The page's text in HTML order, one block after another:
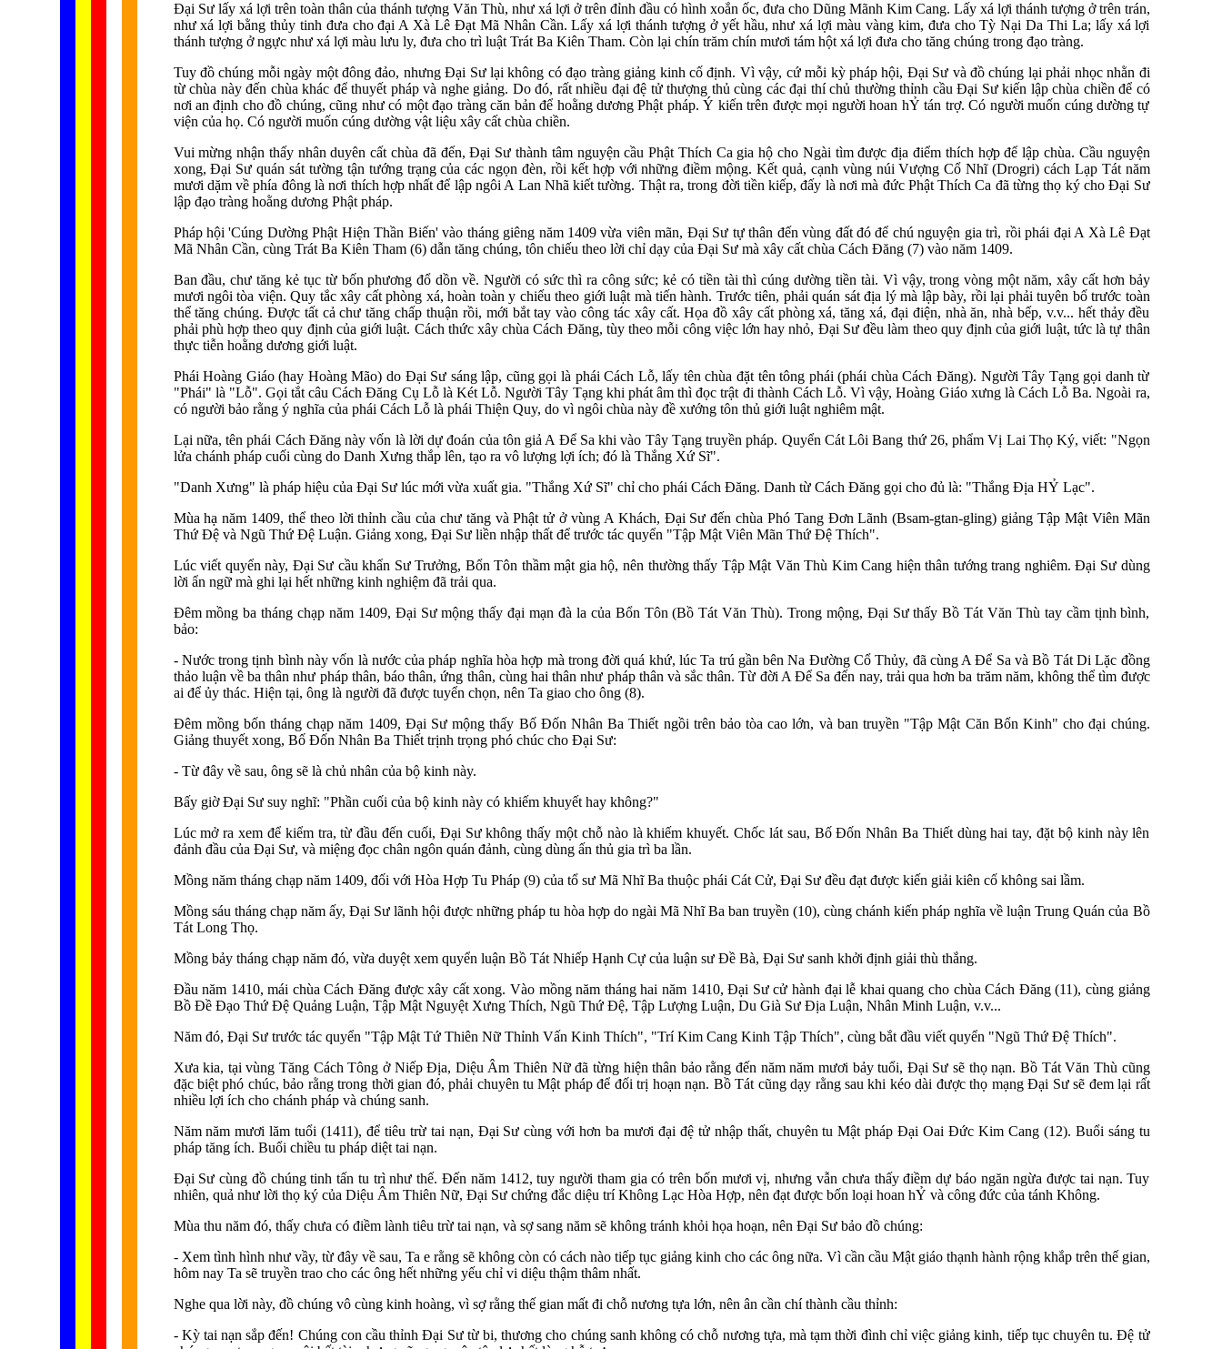
Đại Sư lấy xá lợi trên toàn thân của thánh tượng Văn Thù, như xá lợi ở trên đỉnh đầu có hình xoắn ốc, đưa cho Dũng Mãnh Kim Cang. Lấy xá lợi thánh tượng ở trên trán,
như xá lợi bằng thủy tinh đưa cho đại A Xà Lê Đạt Mã Nhân Cần. Lấy xá lợi thánh tượng ở yết hầu, như xá lợi màu vàng kim, đưa cho Tỳ Nại Da Thi La; lấy xá lợi
thánh tượng ở ngực như xá lợi màu lưu ly, đưa cho trì luật Trát Ba Kiên Tham. Còn lại chín trăm chín mươi tám hột xá lợi đưa cho tăng chúng trong đạo tràng.
Tuy đồ chúng mỗi ngày một đông đảo, nhưng Đại Sư lại không có đạo tràng giảng kinh cố định. Vì vậy, cứ mỗi kỳ pháp hội, Đại Sư và đồ chúng lại phải nhọc nhằn đi
từ chùa này đến chùa khác để thuyết pháp và nghe giảng. Do đó, rất nhiều đại đệ tử thượng thủ cùng các đại thí chủ thường thỉnh cầu Đại Sư kiến lập chùa chiền để có
nơi an định cho đồ chúng, cũng như có một đạo tràng căn bản để hoằng dương Phật pháp. Ý kiến trên được mọi người hoan hỶ tán trợ. Có người muốn cúng dường tự
viện của họ. Có người muốn cúng dường vật liệu xây cất chùa chiền.
Vui mừng nhận thấy nhân duyên cất chùa đã đến, Đại Sư thành tâm nguyện cầu Phật Thích Ca gia hộ cho Ngài tìm được địa điểm thích hợp để lập chùa. Cầu nguyện
xong, Đại Sư quán sát tường tận tướng trạng của các ngọn đèn, rồi kết hợp với những điềm mộng. Kết quả, cạnh vùng núi Vượng Cổ Nhĩ (Drogri) cách Lạp Tát năm
mươi dặm về phía đông là nơi thích hợp nhất để lập ngôi A Lan Nhã kiết tường. Thật ra, trong đời tiền kiếp, đấy là nơi mà đức Phật Thích Ca đã từng thọ ký cho Đại Sư
lập đạo tràng hoằng dương Phật pháp.
Pháp hội 'Cúng Dường Phật Hiện Thần Biến' vào tháng giêng năm 1409 vừa viên mãn, Đại Sư tự thân đến vùng đất đó để chú nguyện gia trì, rồi phái đại A Xà Lê Đạt
Mã Nhân Cần, cùng Trát Ba Kiên Tham (6) dẫn tăng chúng, tôn chiếu theo lời chỉ dạy của Đại Sư mà xây cất chùa Cách Đăng (7) vào năm 1409.
Ban đầu, chư tăng kẻ tục từ bốn phương đổ dồn về. Người có sức thì ra công sức; kẻ có tiền tài thì cúng dường tiền tài. Vì vậy, trong vòng một năm, xây cất hơn bảy
mươi ngôi tòa viện. Quy tắc xây cất phòng xá, hoàn toàn y chiếu theo giới luật mà tiến hành. Trước tiên, phải quán sát địa lý mà lập bày, rồi lại phải tuyên bố trước toàn
thể tăng chúng. Được tất cả chư tăng chấp thuận rồi, mới bắt tay vào công tác xây cất. Họa đồ xây cất phòng xá, tăng xá, đại điện, nhà ăn, nhà bếp, v.v... hết thảy đều
phải phù hợp theo quy định của giới luật. Cách thức xây chùa Cách Đăng, tùy theo mỗi công việc lớn hay nhỏ, Đại Sư đều làm theo quy định của giới luật, tức là tự thân
thực tiễn hoằng dương giới luật.
Phái Hoàng Giáo (hay Hoàng Mão) do Đại Sư sáng lập, cũng gọi là phái Cách Lỗ, lấy tên chùa đặt tên tông phái (phái chùa Cách Đăng). Người Tây Tạng gọi danh từ
"Phái" là "Lỗ". Gọi tắt câu Cách Đăng Cụ Lỗ là Két Lỗ. Người Tây Tạng khi phát âm thì đọc trật đi thành Cách Lỗ. Vì vậy, Hoàng Giáo xưng là Cách Lỗ Ba. Ngoài ra,
có người bảo rằng ý nghĩa của phái Cách Lỗ là phái Thiện Quy, do vì ngôi chùa này đề xướng tôn thủ giới luật nghiêm mật.
Lại nữa, tên phái Cách Đăng này vốn là lời dự đoán của tôn giả A Để Sa khi vào Tây Tạng truyền pháp. Quyển Cát Lôi Bang thứ 26, phẩm Vị Lai Thọ Ký, viết: "Ngọn
lửa chánh pháp cuối cùng do Danh Xưng thắp lên, tạo ra vô lượng lợi ích; đó là Thắng Xứ Sĩ".
"Danh Xưng" là pháp hiệu của Đại Sư lúc mới vừa xuất gia. "Thắng Xứ Sĩ" chỉ cho phái Cách Đăng. Danh từ Cách Đăng gọi cho đủ là: "Thắng Địa HỶ Lạc".
Mùa hạ năm 1409, thể theo lời thỉnh cầu của chư tăng và Phật tử ở vùng A Khách, Đại Sư đến chùa Phó Tang Đơn Lãnh (Bsam-gtan-gling) giảng Tập Mật Viên Mãn
Thứ Đệ và Ngũ Thứ Đệ Luận. Giảng xong, Đại Sư liền nhập thất để trước tác quyển "Tập Mật Viên Mãn Thứ Đệ Thích".
Lúc viết quyển này, Đại Sư cầu khẩn Sư Trưởng, Bổn Tôn thầm mật gia hộ, nên thường thấy Tập Mật Văn Thù Kim Cang hiện thân tướng trang nghiêm. Đại Sư dùng
lời ẩn ngữ mà ghi lại hết những kinh nghiệm đã trải qua.
Đêm mồng ba tháng chạp năm 1409, Đại Sư mộng thấy đại mạn đà la của Bổn Tôn (Bồ Tát Văn Thù). Trong mộng, Đại Sư thấy Bồ Tát Văn Thù tay cầm tịnh bình,
bảo:
- Nước trong tịnh bình này vốn là nước của pháp nghĩa hòa hợp mà trong đời quá khứ, lúc Ta trú gần bên Na Đường Cổ Thủy, đã cùng A Để Sa và Bồ Tát Di Lặc đồng
thảo luận về ba thân như pháp thân, báo thân, ứng thân, cùng hai thân như pháp thân và sắc thân. Từ đời A Để Sa đến nay, trải qua hơn ba trăm năm, không thể tìm được
ai để ủy thác. Hiện tại, ông là người đã được tuyển chọn, nên Ta giao cho ông (8).
Đêm mồng bốn tháng chạp năm 1409, Đại Sư mộng thấy Bố Đốn Nhân Ba Thiết ngồi trên bảo tòa cao lớn, và ban truyền "Tập Mật Căn Bổn Kinh" cho đại chúng.
Giảng thuyết xong, Bố Đốn Nhân Ba Thiết trịnh trọng phó chúc cho Đại Sư:
- Từ đây về sau, ông sẽ là chủ nhân của bộ kinh này.
Bấy giờ Đại Sư suy nghĩ: "Phần cuối của bộ kinh này có khiếm khuyết hay không?"
Lúc mở ra xem để kiểm tra, từ đầu đến cuối, Đại Sư không thấy một chỗ nào là khiếm khuyết. Chốc lát sau, Bố Đốn Nhân Ba Thiết dùng hai tay, đặt bộ kinh này lên
đảnh đầu của Đại Sư, và miệng đọc chân ngôn quán đảnh, cùng dùng ấn thủ gia trì ba lần.
Mồng năm tháng chạp năm 1409, đối với Hòa Hợp Tu Pháp (9) của tổ sư Mã Nhĩ Ba thuộc phái Cát Cử, Đại Sư đều đạt được kiến giải kiên cố không sai lầm.
Mồng sáu tháng chạp năm ấy, Đại Sư lãnh hội được những pháp tu hòa hợp do ngài Mã Nhĩ Ba ban truyền (10), cùng chánh kiến pháp nghĩa về luận Trung Quán của Bồ
Tát Long Thọ.
Mồng bảy tháng chạp năm đó, vừa duyệt xem quyển luận Bồ Tát Nhiếp Hạnh Cự của luận sư Đề Bà, Đại Sư sanh khởi định giải thù thắng.
Đầu năm 1410, mái chùa Cách Đăng được xây cất xong. Vào mồng năm tháng hai năm 1410, Đại Sư cử hành đại lễ khai quang cho chùa Cách Đăng (11), cùng giảng
Bồ Đề Đạo Thứ Đệ Quảng Luận, Tập Mật Nguyệt Xưng Thích, Ngũ Thứ Đệ, Tập Lượng Luận, Du Già Sư Địa Luận, Nhân Minh Luận, v.v...
Năm đó, Đại Sư trước tác quyển "Tập Mật Tứ Thiên Nữ Thỉnh Vấn Kinh Thích", "Trí Kim Cang Kinh Tập Thích", cùng bắt đầu viết quyển "Ngũ Thứ Đệ Thích".
Xưa kia, tại vùng Tăng Cách Tông ở Niếp Địa, Diệu Âm Thiên Nữ đã từng hiện thân bảo rằng đến năm năm mươi bảy tuổi, Đại Sư sẽ thọ nạn. Bồ Tát Văn Thù cũng
đặc biệt phó chúc, bảo rằng trong thời gian đó, phải chuyên tu Mật pháp để đối trị hoạn nạn. Bồ Tát cũng dạy rằng sau khi kéo dài được thọ mạng Đại Sư sẽ đem lại rất
nhiều lợi ích cho chánh pháp và chúng sanh.
Năm năm mươi lăm tuổi (1411), để tiêu trừ tai nạn, Đại Sư cùng với hơn ba mươi đại đệ tử nhập thất, chuyên tu Mật pháp Đại Oai Đức Kim Cang (12). Buổi sáng tu
pháp tăng ích. Buổi chiều tu pháp diệt tai nạn.
Đại Sư cùng đồ chúng tinh tấn tu trì như thế. Đến năm 1412, tuy người tham gia có trên bốn mươi vị, nhưng vẫn chưa thấy điềm dự báo ngăn ngừa được tai nạn. Tuy
nhiên, quả như lời thọ ký của Diệu Âm Thiên Nữ, Đại Sư chứng đắc diệu trí Không Lạc Hòa Hợp, nên đạt được bốn loại hoan hỶ và công đức của tánh Không.
Mùa thu năm đó, thấy chưa có điềm lành tiêu trừ tai nạn, và sợ sang năm sẽ không tránh khỏi họa hoạn, nên Đại Sư bảo đồ chúng:
- Xem tình hình như vầy, từ đây về sau, Ta e rằng sẽ không còn có cách nào tiếp tục giảng kinh cho các ông nữa. Vì cần cầu Mật giáo thạnh hành rộng khắp trên thế gian,
hôm nay Ta sẽ truyền trao cho các ông hết những yếu chỉ vi diệu thậm thâm nhất.
Nghe qua lời này, đồ chúng vô cùng kinh hoàng, vì sợ rằng thế gian mất đi chỗ nương tựa lớn, nên ân cần chí thành cầu thỉnh:
- Kỳ tai nạn sắp đến! Chúng con cầu thỉnh Đại Sư từ bi, thương cho chúng sanh không có chỗ nương tựa, mà tạm thời đình chỉ việc giảng kinh, tiếp tục chuyên tu. Đệ tử